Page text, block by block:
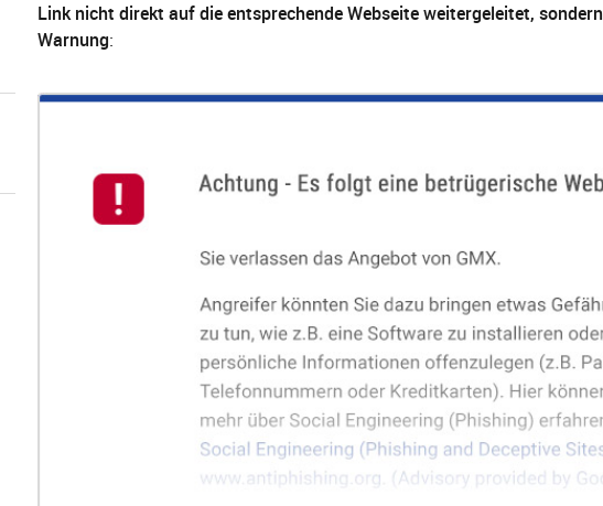
Link nicht direkt auf die entsprechende Webseite weitergeleitet, sondern
Warnung: